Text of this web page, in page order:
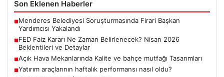
Son Eklenen Haberler
■Menderes Belediyesi Soruşturmasında Firari Başkan
Yardımcısı Yakalandı
■FED Faiz Kararı Ne Zaman Belirlenecek? Nisan 2026
Beklentileri ve Detaylar
■Açık Hava Mekanlarında Kalite ve bahçe mutfağı Tasarımları
■Yatırım araçlarının haftalık performansı nasıl oldu?